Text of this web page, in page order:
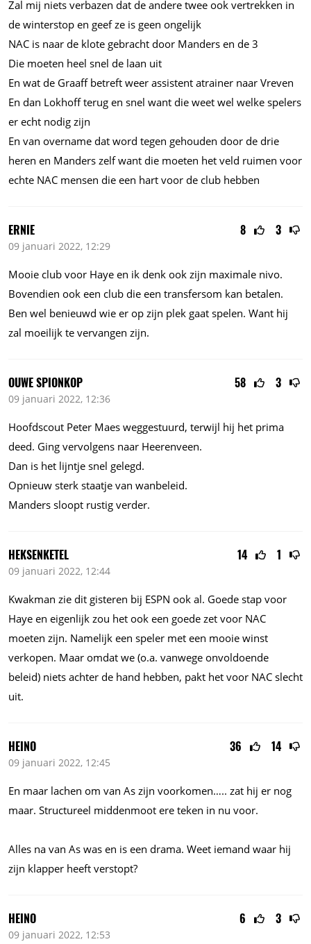
Zal mij niets verbazen dat de andere twee ook vertrekken in
de winterstop en geef ze is geen ongelijk
NAC is naar de klote gebracht door Manders en de 3
Die moeten heel snel de laan uit
En wat de Graaff betreft weer assistent atrainer naar Vreven
En dan Lokhoff terug en snel want die weet wel welke spelers
er echt nodig zijn
En van overname dat word tegen gehouden door de drie
heren en Manders zelf want die moeten het veld ruimen voor
echte NAC mensen die een hart voor de club hebben
8 3
ERNIE
09 januari 2022, 12:29
Mooie club voor Haye en ik denk ook zijn maximale nivo.
Bovendien ook een club die een transfersom kan betalen.
Ben wel benieuwd wie er op zijn plek gaat spelen. Want hij
zal moeilijk te vervangen zijn.
58 3
OUWE SPIONKOP
09 januari 2022, 12:36
Hoofdscout Peter Maes weggestuurd, terwijl hij het prima
deed. Ging vervolgens naar Heerenveen.
Dan is het lijntje snel gelegd.
Opnieuw sterk staatje van wanbeleid.
Manders sloopt rustig verder.
14 1
HEKSENKETEL
09 januari 2022, 12:44
Kwakman zie dit gisteren bij ESPN ook al. Goede stap voor
Haye en eigenlijk zou het ook een goede zet voor NAC
moeten zijn. Namelijk een speler met een mooie winst
verkopen. Maar omdat we (o.a. vanwege onvoldoende
beleid) niets achter de hand hebben, pakt het voor NAC slecht
uit.
36 14
HEINO
09 januari 2022, 12:45
En maar lachen om van As zijn voorkomen….. zat hij er nog
maar. Structureel middenmoot ere teken in nu voor.
Alles na van As was en is een drama. Weet iemand waar hij
zijn klapper heeft verstopt?
6 3
HEINO
09 januari 2022, 12:53